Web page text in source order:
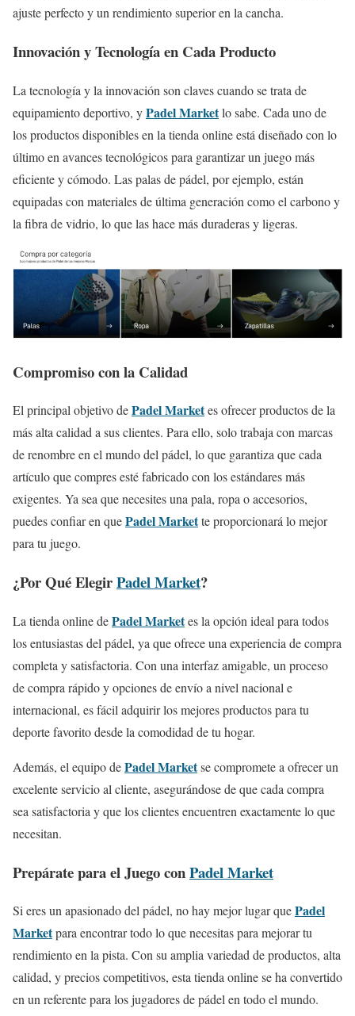
ajuste perfecto y un rendimiento superior en la cancha.
Innovación y Tecnología en Cada Producto
La tecnología y la innovación son claves cuando se trata de
equipamiento deportivo, yPadel Marketlo sabe. Cada uno de
los productos disponibles en la tienda online está diseñado con lo
último en avances tecnológicos para garantizar un juego más
eficiente y cómodo. Las palas de pádel, por ejemplo, están
equipadas con materiales de última generación como el carbono y
la fibra de vidrio, lo que las hace más duraderas y ligeras.
Compromiso con la Calidad
El principal objetivo dePadel Marketes ofrecer productos de la
más alta calidad a sus clientes. Para ello, solo trabaja con marcas
de renombre en el mundo del pádel, lo que garantiza que cada
artículo que compres esté fabricado con los estándares más
exigentes. Ya sea que necesites una pala, ropa o accesorios,
puedes confiar en quePadel Markette proporcionará lo mejor
para tu juego.
¿Por Qué ElegirPadel Market?
La tienda online dePadel Marketes la opción ideal para todos
los entusiastas del pádel, ya que ofrece una experiencia de compra
completa y satisfactoria. Con una interfaz amigable, un proceso
de compra rápido y opciones de envío a nivel nacional e
internacional, es fácil adquirir los mejores productos para tu
deporte favorito desde la comodidad de tu hogar.
Además, el equipo dePadel Marketse compromete a ofrecer un
excelente servicio al cliente, asegurándose de que cada compra
sea satisfactoria y que los clientes encuentren exactamente lo que
necesitan.
Prepárate para el Juego conPadel Market
Si eres un apasionado del pádel, no hay mejor lugar quePadel
Marketpara encontrar todo lo que necesitas para mejorar tu
rendimiento en la pista. Con su amplia variedad de productos, alta
calidad, y precios competitivos, esta tienda online se ha convertido
en un referente para los jugadores de pádel en todo el mundo.